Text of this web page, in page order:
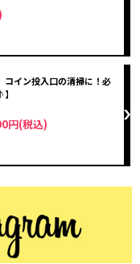
コイン投入口の清掃に！必
円(税込)